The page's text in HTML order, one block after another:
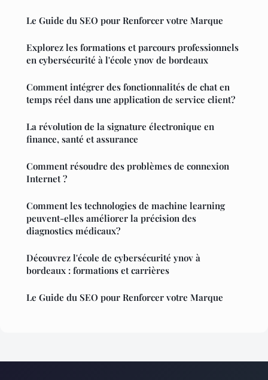
Le Guide du SEO pour Renforcer votre Marque
Explorez les formations et parcours professionnels
en cybersécurité à l'école ynov de bordeaux
Comment intégrer des fonctionnalités de chat en
temps réel dans une application de service client?
La révolution de la signature électronique en
finance, santé et assurance
Comment résoudre des problèmes de connexion
Internet ?
Comment les technologies de machine learning
peuvent-elles améliorer la précision des
diagnostics médicaux?
Découvrez l'école de cybersécurité ynov à
bordeaux : formations et carrières
Le Guide du SEO pour Renforcer votre Marque